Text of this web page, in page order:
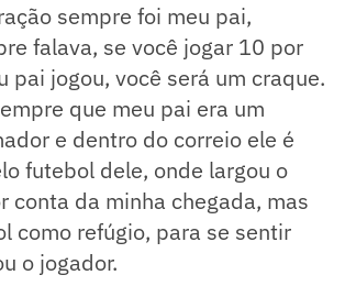
sempre foi meu pai,
falava, se você jogar 10 por
pai jogou, você será um craque.
que meu pai era um
e dentro do correio ele é
futebol dele, onde largou o
conta da minha chegada, mas
como refúgio, para se sentir
o jogador.